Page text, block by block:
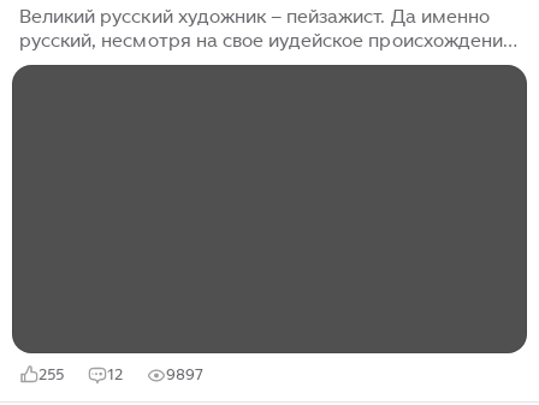
Великий русский художник – пейзажист. Да именно
русский, несмотря на свое иудейское происхождение,
потому что в своих картинах как никто сумел
255 12 9897